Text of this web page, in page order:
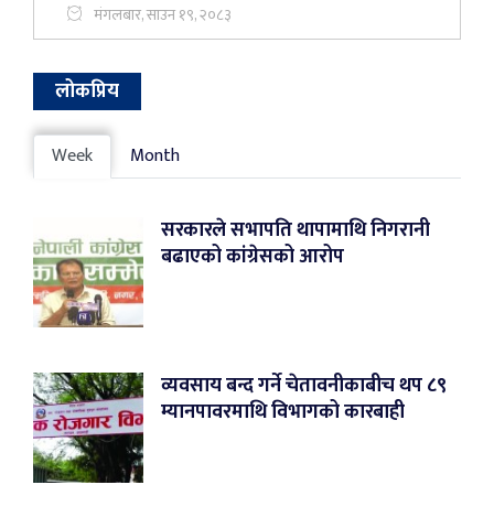
मंगलबार, साउन १९, २०८३
लोकप्रिय
Week Month
सरकारले सभापति थापामाथि निगरानी
बढाएको कांग्रेसको आरोप
व्यवसाय बन्द गर्ने चेतावनीकाबीच थप ८९
म्यानपावरमाथि विभागको कारबाही